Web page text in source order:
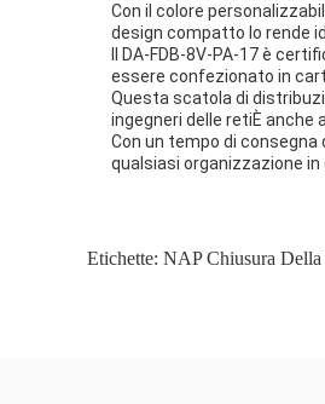
Con il colore
design compatto lo rende
Il DA-FDB-8V-PA-17 è
essere confezionato in
Questa scatola di
ingegneri delle retiÈ
Con un tempo di consegna
qualsiasi organizzazione
Etichette: NAP Chiusura